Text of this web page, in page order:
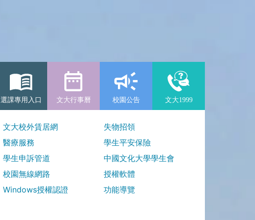
選課專用入口 文大行事曆 校園公告 文大1999
文大校外賃居網
失物招領
醫療服務
學生平安保險
學生申訴管道
中國文化大學學生會
校園無線網路
授權軟體
Windows授權認證
功能導覽